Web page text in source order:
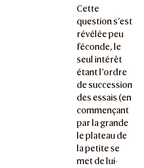
Cette
question s’est
révélée peu
féconde, le
seul intérêt
étant l’ordre
de succession
des essais (en
commençant
par la grande
le plateau de
la petite se
met de lui-